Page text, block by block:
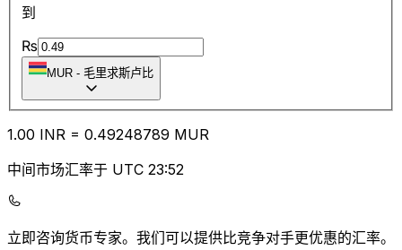
到
₨
MUR - 毛里求斯卢比
1.00 INR = 0.49248789 MUR
中间市场汇率于 UTC 23:52
立即咨询货币专家。 我们可以提供比竞争对手更优惠的汇率。